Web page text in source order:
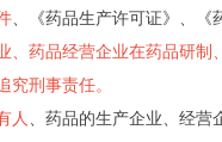
、《药品生产许可证》、《
、药品经营企业在药品研
究刑事责任。
人 、药品的生产企业、经营